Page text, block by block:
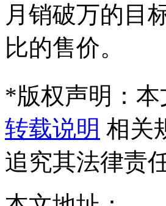
月销破万的目
比的售价。
*版权声明：
转载说明 相关
追究其法律责